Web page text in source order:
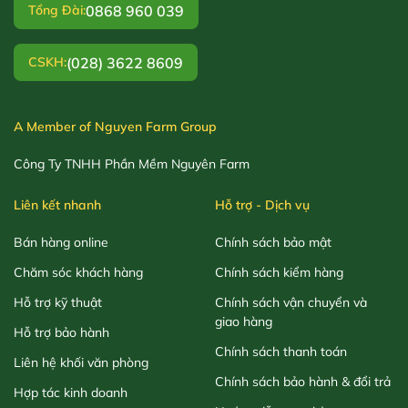
Tổng Đài:0868 960 039
CSKH:(028) 3622 8609
A Member of Nguyen Farm Group
Công Ty TNHH Phần Mềm Nguyên Farm
Liên kết nhanh
Bán hàng online
Chăm sóc khách hàng
Hỗ trợ kỹ thuật
Hỗ trợ bảo hành
Liên hệ khối văn phòng
Hợp tác kinh doanh
Hỗ trợ - Dịch vụ
Chính sách bảo mật
Chính sách kiểm hàng
Chính sách vận chuyển và
giao hàng
Chính sách thanh toán
Chính sách bảo hành & đổi trả